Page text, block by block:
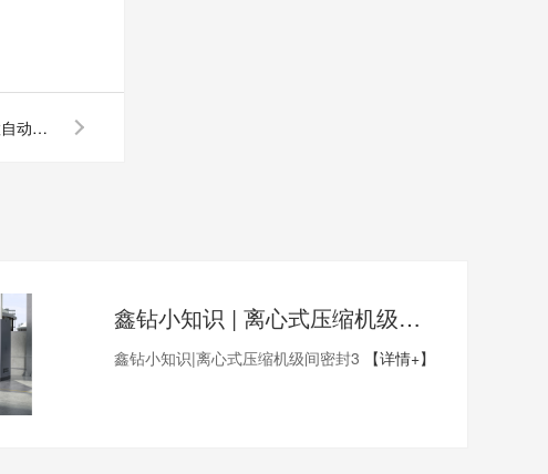
鑫钻小知识 |预冷器有没有单独设置自动排水器的必要?
鑫钻小知识 | 离心式压缩机级间密封3
鑫钻小知识|离心式压缩机级间密封3 【详情+】